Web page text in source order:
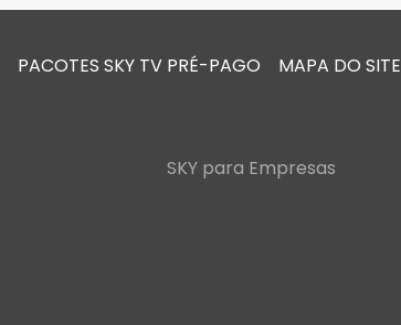
PACOTES SKY TV PRÉ-PAGO MAPA DO SITE
SKY para Empresas